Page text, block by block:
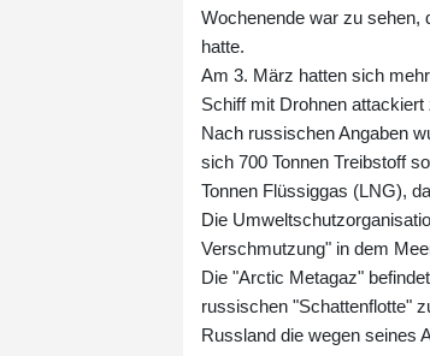
Wochenende war zu sehen,
hatte.
Am 3. März hatten sich
Schiff mit Drohnen
Nach russischen Angaben
sich 700 Tonnen Treibstoff
Tonnen Flüssiggas (LNG),
Die
Verschmutzung" in dem
Die "Arctic Metagaz"
russischen "Schattenflotte"
Russland die wegen seines